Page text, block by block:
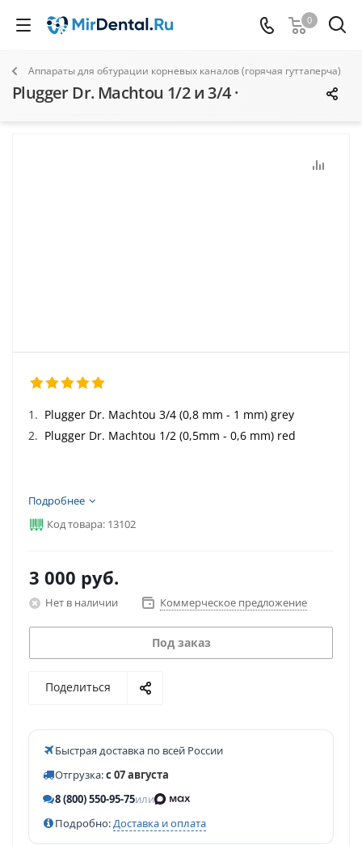
0
Аппараты для обтурации корневых каналов (горячая гуттаперча)
Plugger Dr. Machtou 1/2 и 3/4 ·
Plugger Dr. Machtou 3/4 (0,8 mm - 1 mm) grey
Plugger Dr. Machtou 1/2 (0,5mm - 0,6 mm) red
Подробнее
Код товара: 13102
3 000 руб.
Нет в наличии Коммерческое предложение
Под заказ
Поделиться
Быстрая доставка по всей России
Отгрузка:с 07 августа
8 (800) 550-95-75или
Подробно:Доставка и оплата